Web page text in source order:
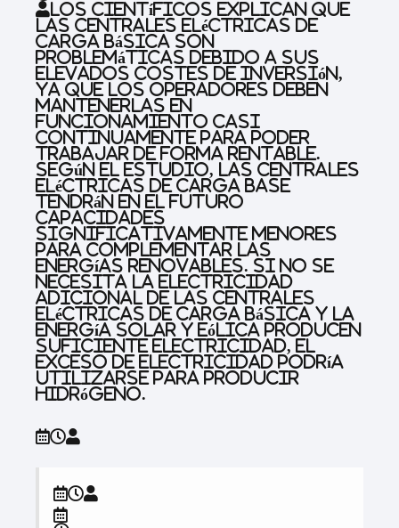
Los científicos explican que
las centrales eléctricas de
carga básica son
problemáticas debido a sus
elevados costes de inversión,
ya que los operadores deben
mantenerlas en
funcionamiento casi
continuamente para poder
trabajar de forma rentable.
Según el estudio, las centrales
eléctricas de carga base
tendrán en el futuro
capacidades
significativamente menores
para complementar las
energías renovables. Si no se
necesita la electricidad
adicional de las centrales
eléctricas de carga básica y la
energía solar y eólica producen
suficiente electricidad, el
exceso de electricidad podría
utilizarse para producir
hidrógeno.